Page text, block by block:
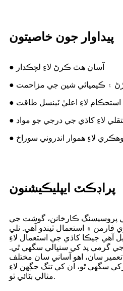
پيداوار جون خاصيتون
● آسان هٿ ڪرڻ لاءِ لچڪدار
۽ ڪيميائي شين جي مزاحمت
● استحڪام لاءِ اعليٰ ٽينسل طاقت
لاءِ کاڌي جي درجي جو مواد
وهڪري لاءِ هموار اندروني سوراخ
پراڊڪٽ ايپليڪيشنون
پروسيسنگ ڪارخانن، گوشت جي
فارمن ۾ استعمال ٿيندو آهي. نلي
آهي جيڪا کاڌي جي استعمال لاءِ
گرمي پد کي سنڀالي سگهي ٿي.
تعمير سان، اهو آساني سان مختلف
سگهي ٿو، ان کي تنگ جڳهن لاءِ
مثالي بڻائي ٿو.